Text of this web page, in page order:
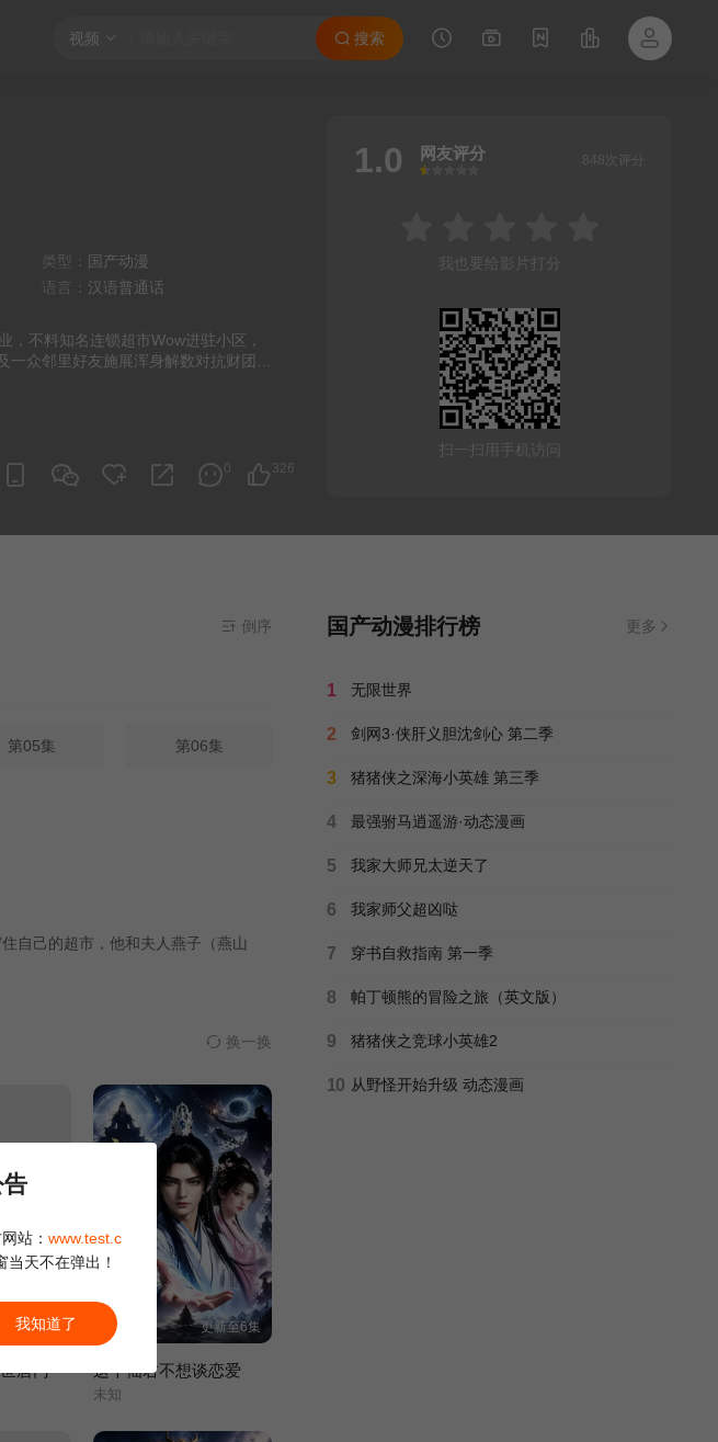
视频 搜索
类型： 国产动漫
语言： 汉语普通话
不料知名连锁超市Wow进驻小区，
众邻里好友施展浑身解数对抗财团，
326
0
1.0 网友评分
很差
较差还行推荐力荐
848次评分
我也要给影片打分
扫一扫用手机访问
当前资源来源 豆瓣资源- 无需安装任何插件
倒序
第05集 第06集
自己的超市，他和夫人燕子（燕山
换一换
新至126集
唐门
更新至6集
这个仙君不想谈恋爱
未知
国产动漫排行榜 更多
1 无限世界
2 剑网3·侠肝义胆沈剑心 第二季
3 猪猪侠之深海小英雄 第三季
4 最强驸马逍遥游·动态漫画
5 我家大师兄太逆天了
6 我家师父超凶哒
7 穿书自救指南 第一季
8 帕丁顿熊的冒险之旅（英文版）
9 猪猪侠之竞球小英雄2
10 从野怪开始升级 动态漫画
告
站： www.test.c
当天不在弹出！
我知道了